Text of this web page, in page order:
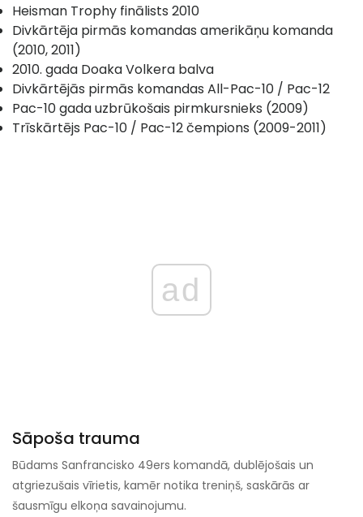
Heisman Trophy finālists 2010
Divkārtēja pirmās komandas amerikāņu komanda
(2010, 2011)
2010. gada Doaka Volkera balva
Divkārtējās pirmās komandas All-Pac-10 / Pac-12
Pac-10 gada uzbrūkošais pirmkursnieks (2009)
Trīskārtējs Pac-10 / Pac-12 čempions (2009-2011)
ad
Sāpoša trauma
Būdams Sanfrancisko 49ers komandā, dublējošais un
atgriezušais vīrietis, kamēr notika treniņš, saskārās ar
šausmīgu elkoņa savainojumu.